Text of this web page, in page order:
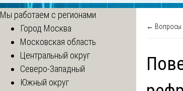
← Вопросы
Мы работаем с регионами
Город Москва
Московская область
Центральный округ
Северо-Западный
Южный округ